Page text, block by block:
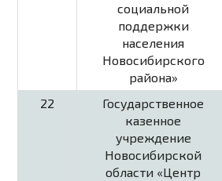
социальной
поддержки
населения
Новосибирского
района»
22
Государственное
казенное
учреждение
Новосибирской
области «Центр